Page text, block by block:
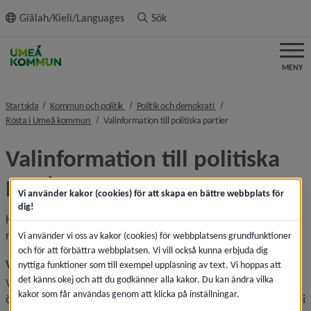
innehållet
Giälah/Kieli/Languages Sök
MENY
Startsida Kommun och politik nivå i brödsmulenavigeringen
Politik och demokrati nivå i
Rösta i Umeå kommun nivå i brödsmulenavigeringen
Valinformation till politiska partiernivå i
Valinformation till politiska
partier
Här hittar du information om valet för dig som
representerar ett politiskt parti.
Valnämnden är lokal valmyndighet
Valnämnden är den lokala valmyndigheten och har det
övergripande ansvaret för genomförandet av allmänna val i
Vi använder kakor (cookies) för att skapa en bättre webbplats för
dig!
Vi använder vi oss av kakor (cookies) för webbplatsens grundfunktioner
och för att förbättra webbplatsen. Vi vill också kunna erbjuda dig
nyttiga funktioner som till exempel uppläsning av text. Vi hoppas att
det känns okej och att du godkänner alla kakor. Du kan ändra vilka
kakor som får användas genom att klicka på inställningar.